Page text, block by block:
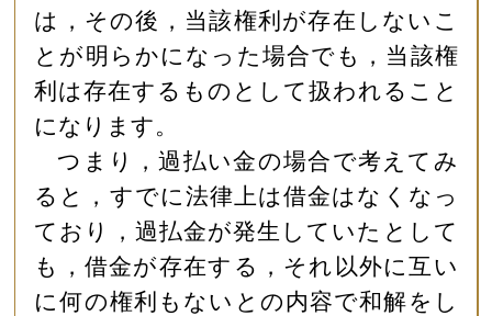
は，その後，当該権利が存在しないこ
とが明らかになった場合でも，当該権
利は存在するものとして扱われること
になります。
つまり，過払い金の場合で考えてみ
ると，すでに法律上は借金はなくなっ
ており，過払金が発生していたとして
も，借金が存在する，それ以外に互い
に何の権利もないとの内容で和解をし